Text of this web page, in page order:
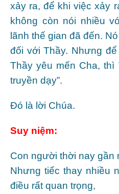
xảy ra, để khi việc xảy
không còn nói nhiều
lãnh thế gian đã đến.
đối với Thầy. Nhưng
Thầy yêu mến Cha,
truyền dạy”.
Ðó là lời Chúa.
Suy niệm:
Con người thời nay gần
Nhưng tiếc thay nhiều
điều rất quan trọng,